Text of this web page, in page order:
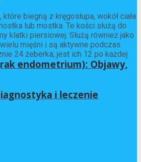
endometrium): Objawy,
i leczenie
biegną z kręgosłupa, wokół ciała
lub mostka. Te kości służą do
klatki piersiowej. Służą również jako
mięśni i są aktywne podczas
24 żeberka; jest ich 12 po każdej